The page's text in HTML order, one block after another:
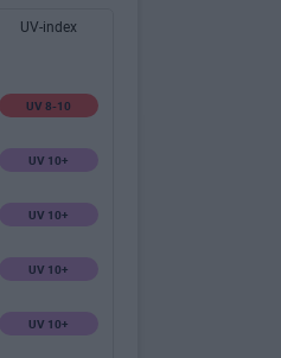
UV-index
UV 8-10
UV 10+
UV 10+
UV 10+
UV 10+